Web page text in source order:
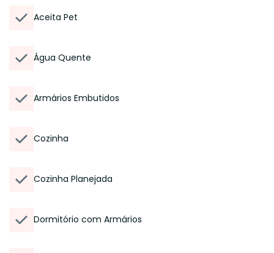
Aceita Pet
Água Quente
Armários Embutidos
Cozinha
Cozinha Planejada
Dormitório com Armários